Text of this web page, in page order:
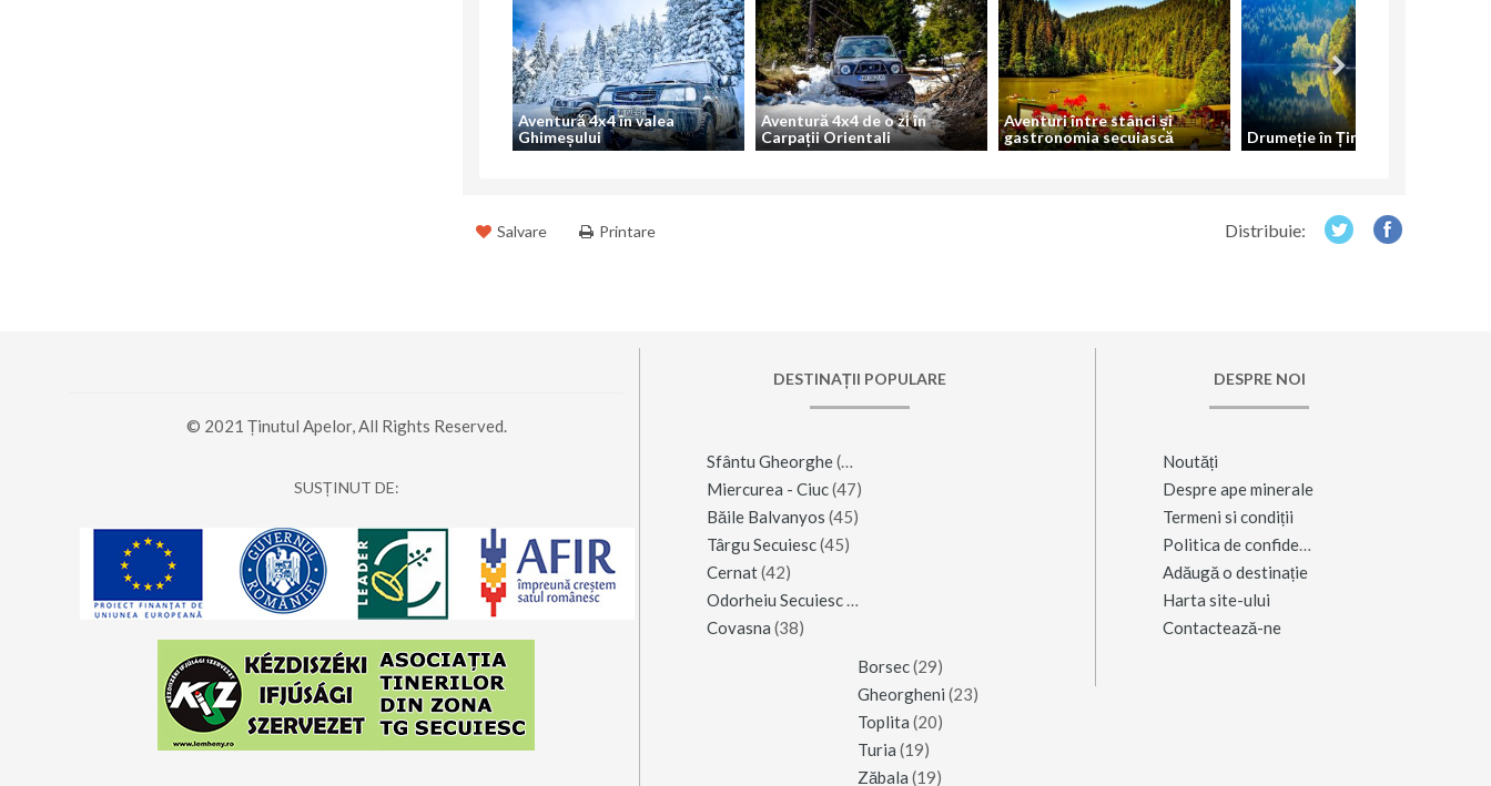
Aventură 4x4 în valea
Ghimeșului
Aventură 4x4 de o zi în
Carpații Orientali
Aventuri între stânci și
gastronomia secuiască
Drumeție în Ținutul Vulcanilor
Salvare Printare Distribuie:
© 2021 Ținutul Apelor, All Rights Reserved.
SUSȚINUT DE:
DESTINAȚII POPULARE
Sfântu Gheorghe(123)
Miercurea - Ciuc(47)
Băile Balvanyos (45)
Târgu Secuiesc(45)
Cernat(42)
Odorheiu Secuiesc(42)
Covasna (38)
Borsec(29)
Gheorgheni (23)
Toplita (20)
Turia (19)
Zăbala (19)
DESPRE NOI
Noutăți
Despre ape minerale
Termeni si condiții
Politica de confidențialitate
Adăugă o destinație
Harta site-ului
Contactează-ne